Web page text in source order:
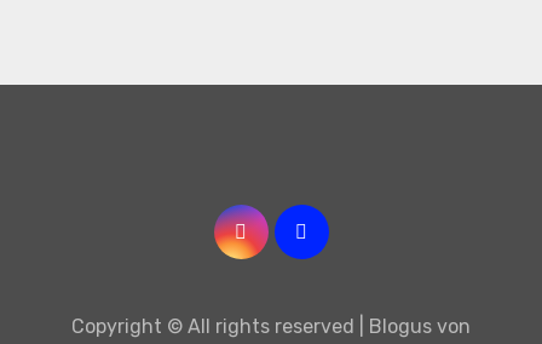
Copyright © All rights reserved Blogus von